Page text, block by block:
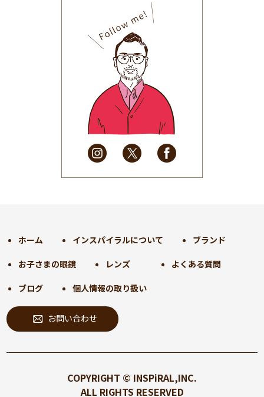
(32)
2025年9月(30)
2025年8月(31)
2025年7月(37)
2025年6月(48)
2025年5月
(41)
2025年4月
(32)
2025年3月(31)
2025年2月
(28)
2025年1月
(34)
2024年9月(30)
2024年7月(31)
2024年6月(30)
2024年5月
2024年4月 (32)
2024年2月(31)
2024年1月(45)
2023年12月(31)
ホーム インスパイラルについて ブランド
お子さまの眼鏡 レンズ よくある質問
ブログ 個人情報の取り扱い
お問い合わせ
COPYRIGHT © INSPiRAL,INC.
ALL RIGHTS RESERVED